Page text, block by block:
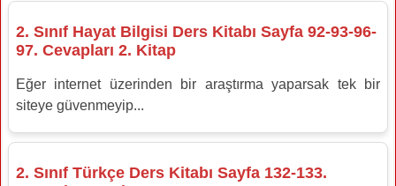
2. Sınıf Hayat Bilgisi Ders Kitabı Sayfa 92-93-96-
97. Cevapları 2. Kitap
Eğer internet üzerinden bir araştırma yaparsak tek bir
siteye güvenmeyip...
2. Sınıf Türkçe Ders Kitabı Sayfa 132-133.